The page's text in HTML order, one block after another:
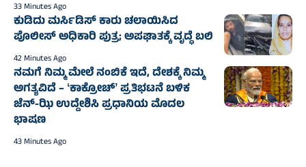
33 Minutes Ago
ಕುಡಿದು ಮರ್ಸಿಡಿಸ್‌ ಕಾರು ಚಲಾಯಿಸಿದ
ಪೊಲೀಸ್‌ ಅಧಿಕಾರಿ ಪುತ್ರ; ಅಪಘಾತಕ್ಕೆ ವೃದ್ಧೆ ಬಲಿ
42 Minutes Ago
ನಮಗೆ ನಿಮ್ಮ ಮೇಲೆ ನಂಬಿಕೆ ಇದೆ, ದೇಶಕ್ಕೆ ನಿಮ್ಮ
ಅಗತ್ಯವಿದೆ – ʻಕಾಕ್ರೋಚ್‌ʼ ಪ್ರತಿಭಟನೆ ಬಳಿಕ
ಜೆನ್-ಝಿ ಉದ್ದೇಶಿಸಿ ಪ್ರಧಾನಿಯ ಮೊದಲ
ಭಾಷಣ
43 Minutes Ago